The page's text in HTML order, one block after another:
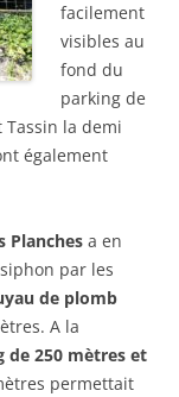
facilement
visibles au
fond du
parking de
Tassin la demi
également
Planches a en
par les
de plomb
A la
de 250 mètres et
permettait